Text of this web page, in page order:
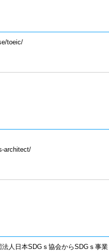
toeic/
architect/
人日本SDGｓ協会からSDGｓ事業